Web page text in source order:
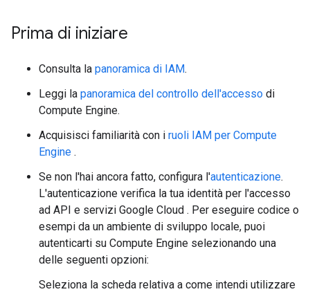
Prima di iniziare
Consulta la panoramica di IAM.
Leggi la panoramica del controllo dell'accesso di
Compute Engine.
Acquisisci familiarità con i ruoli IAM per Compute
Engine .
Se non l'hai ancora fatto, configura l'autenticazione.
L'autenticazione verifica la tua identità per l'accesso
ad API e servizi Google Cloud . Per eseguire codice o
esempi da un ambiente di sviluppo locale, puoi
autenticarti su Compute Engine selezionando una
delle seguenti opzioni:
Seleziona la scheda relativa a come intendi utilizzare